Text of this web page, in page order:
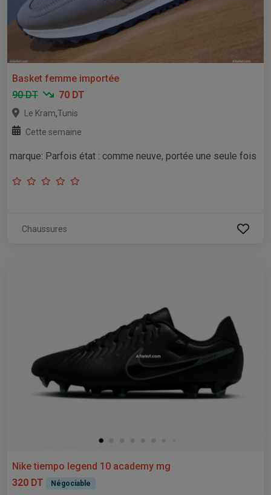
Basket femme importée
90 DT
70 DT
Le Kram,Tunis
Cette semaine
marque: Parfois état : comme neuve, portée une seule fois
Chaussures
Nike tiempo legend 10 academy mg
320 DT
Négociable